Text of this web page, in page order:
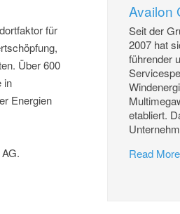
für
Über 600
in
Energien
Availon
Seit der
2007 hat
führender
etabliert.
Read More